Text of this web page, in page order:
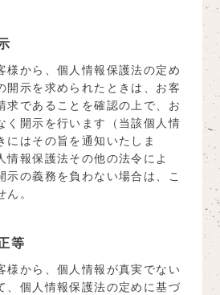
様から、個人情報保護法の定め
開示を求められたときは、お客
求であることを確認の上で、お
く開示を行います（当該個人情
にはその旨を通知いたしま
情報保護法その他の法令によ
示の義務を負わない場合は、こ
。
等
様から、個人情報が真実でない
、個人情報保護法の定めに基づ